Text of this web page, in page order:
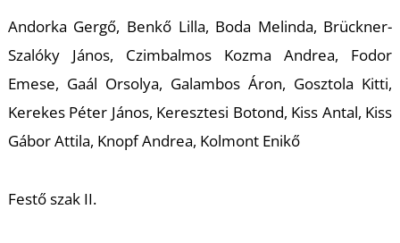
Andorka Gergő, Benkő Lilla, Boda Melinda, Brückner-
Szalóky János, Czimbalmos Kozma Andrea, Fodor
Emese, Gaál Orsolya, Galambos Áron, Gosztola Kitti,
Kerekes Péter János, Keresztesi Botond, Kiss Antal, Kiss
Gábor Attila, Knopf Andrea, Kolmont Enikő
Festő szak II.